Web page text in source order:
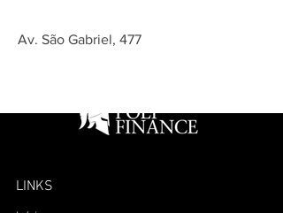
Av. São Gabriel, 477
LINKS